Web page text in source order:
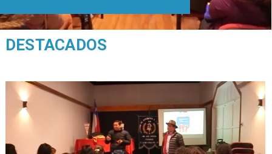
DESTACADOS